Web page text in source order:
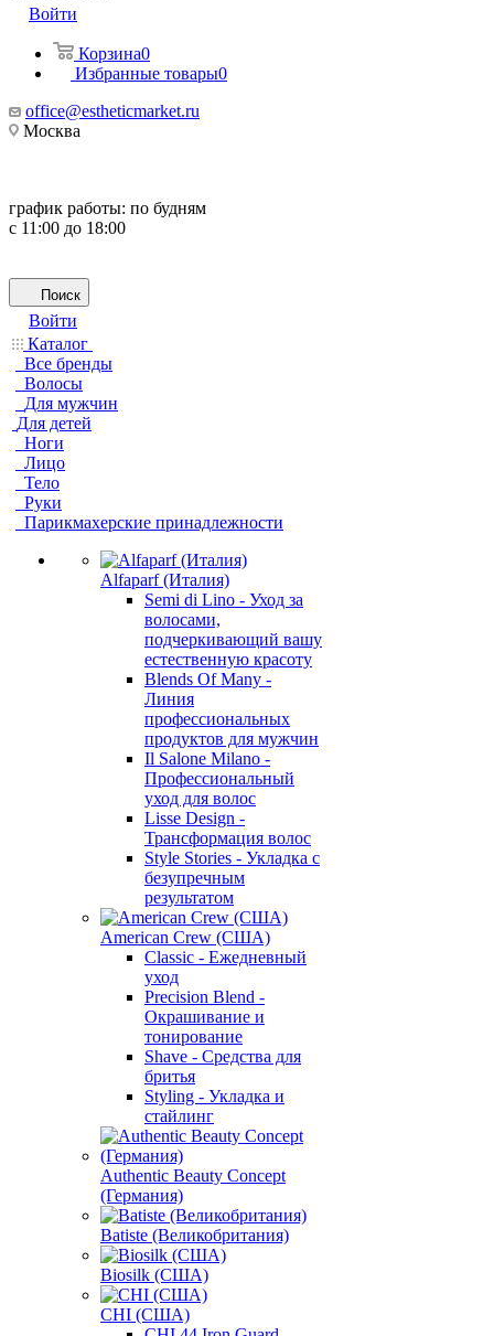
Войти
Корзина0
Избранные товары0
office@estheticmarket.ru
Москва
график работы: по будням
с 11:00 до 18:00
Поиск
Войти
Каталог
Все бренды
Волосы
Для мужчин
Для детей
Ноги
Лицо
Тело
Руки
Парикмахерские принадлежности
Alfaparf (Италия)
Semi di Lino - Уход за
волосами,
подчеркивающий вашу
естественную красоту
Blends Of Many -
Линия
профессиональных
продуктов для мужчин
Il Salone Milano -
Профессиональный
уход для волос
Lisse Design -
Трансформация волос
Style Stories - Укладка с
безупречным
результатом
American Crew (США)
Classic - Ежедневный
уход
Precision Blend -
Окрашивание и
тонирование
Shave - Средства для
бритья
Styling - Укладка и
стайлинг
Authentic Beauty Concept
(Германия)
Batiste (Великобритания)
Biosilk (США)
CHI (США)